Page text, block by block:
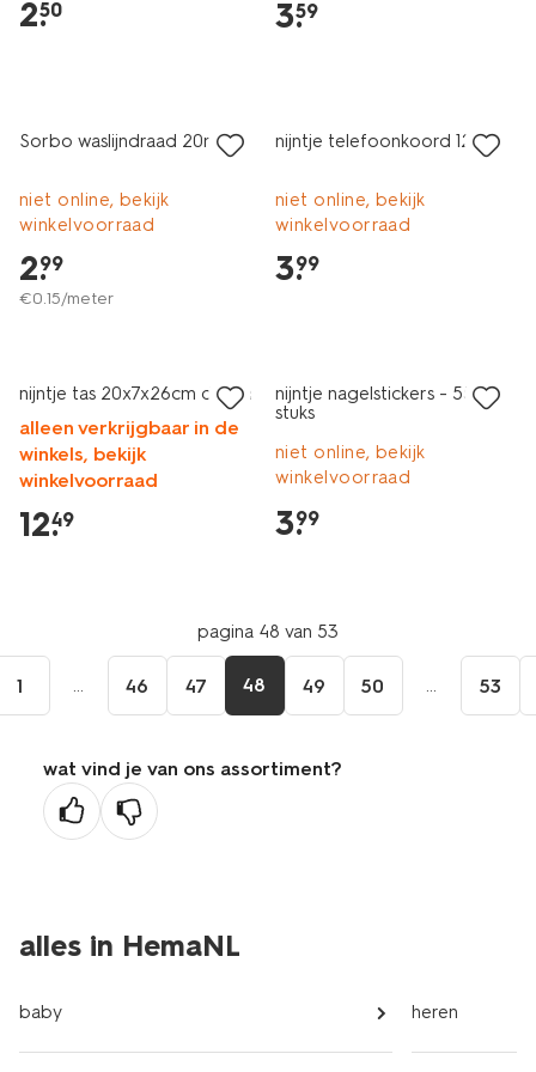
2.
50 3.
59
Sorbo waslijndraad 20m
niet online, bekijk
winkelvoorraad
2.
99
€0.15/meter
nijntje telefoonkoord 120cm
niet online, bekijk
winkelvoorraad
3.
99
nijntje tas 20x7x26cm denim
alleen verkrijgbaar in de
winkels, bekijk
winkelvoorraad
12.
49
nijntje nagelstickers - 55
stuks
niet online, bekijk
winkelvoorraad
3.
99
pagina 48 van 53
1 ... 46 47 48 49 50 ... 53
wat vind je van ons assortiment?
alles in HemaNL
baby heren